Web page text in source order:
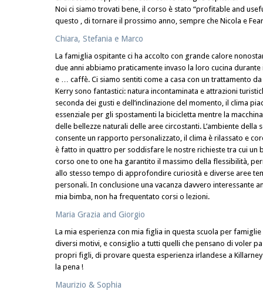
Noi ci siamo trovati bene, il corso è stato “profitable and
questo , di tornare il prossimo anno, sempre che Nicola e
Chiara, Stefania e Marco
La famiglia ospitante ci ha accolto con grande calore
due anni abbiamo praticamente invaso la loro cucina
e … caffè. Ci siamo sentiti come a casa con un trattamento
Kerry sono fantastici: natura incontaminata e attrazioni
seconda dei gusti e dell’inclinazione del momento, il clima
essenziale per gli spostamenti la bicicletta mentre la
delle bellezze naturali delle aree circostanti. L’ambiente della
consente un rapporto personalizzato, il clima è rilassato e
è fatto in quattro per soddisfare le nostre richieste tra cui un
corso one to one ha garantito il massimo della flessibilità,
allo stesso tempo di approfondire curiosità e diverse aree
personali. In conclusione una vacanza davvero interessante
mia bimba, non ha frequentato corsi o lezioni.
Maria Grazia and Giorgio
La mia esperienza con mia figlia in questa scuola per
diversi motivi, e consiglio a tutti quelli che pensano di voler
propri figli, di provare questa esperienza irlandese a
la pena !
Maurizio & Sophia